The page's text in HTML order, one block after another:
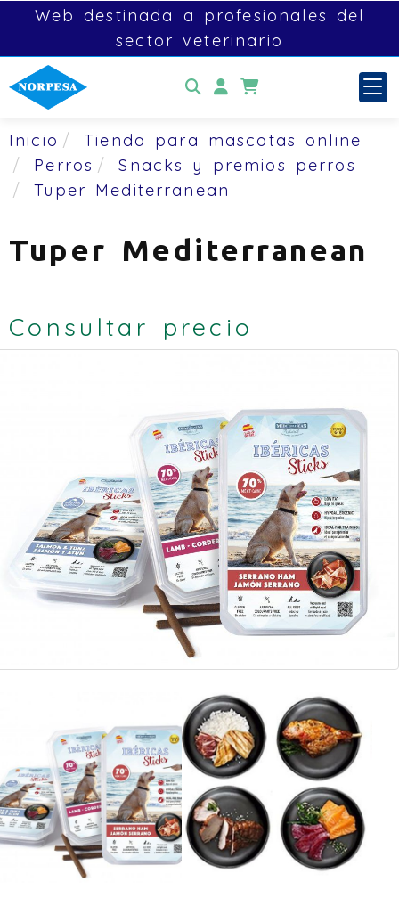
Identifícate
Web destinada a profesionales del
sector veterinario
Inicio
Tienda para mascotas online
Perros
Snacks y premios perros
Tuper Mediterranean
Tuper Mediterranean
Consultar precio